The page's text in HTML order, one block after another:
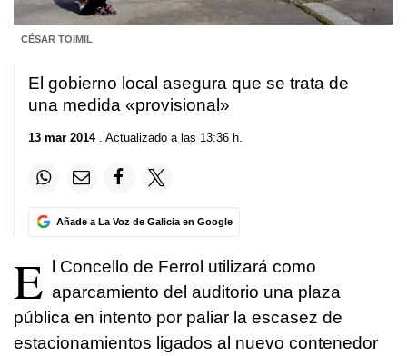
CÉSAR TOIMIL
El gobierno local asegura que se trata de
una medida «provisional»
13 mar 2014. Actualizado a las 13:36 h.
Añade a La Voz de Galicia en Google
E l Concello de Ferrol utilizará como
aparcamiento del auditorio una plaza
pública en intento por paliar la escasez de
estacionamientos ligados al nuevo contenedor